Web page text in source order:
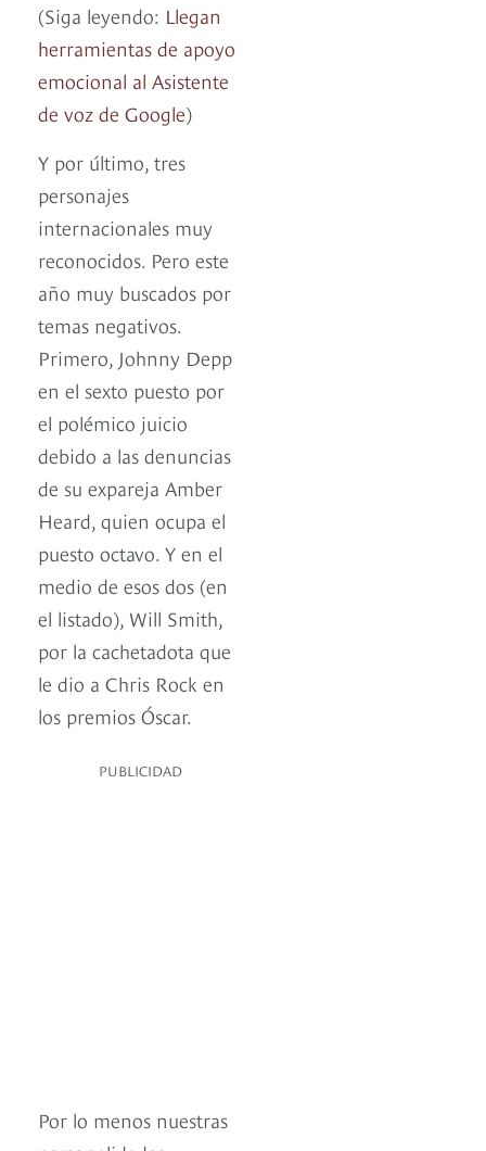
(Siga leyendo: Llegan
herramientas de apoyo
emocional al Asistente
de voz de Google)
Y por último, tres
personajes
internacionales muy
reconocidos. Pero este
año muy buscados por
temas negativos.
Primero, Johnny Depp
en el sexto puesto por
el polémico juicio
debido a las denuncias
de su expareja Amber
Heard, quien ocupa el
puesto octavo. Y en el
medio de esos dos (en
el listado), Will Smith,
por la cachetadota que
le dio a Chris Rock en
los premios Óscar.
PUBLICIDAD
Por lo menos nuestras